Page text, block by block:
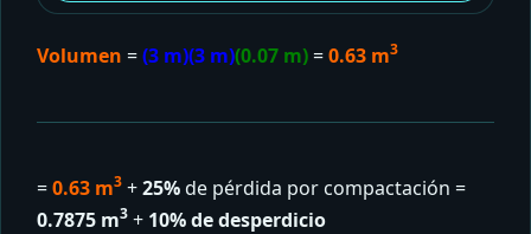
Volumen =(3 m)(3 m)(0.07 m)=0.63 m3
=0.63 m3 +25%de pérdida por compactación =
0.7875 m3 + 10% de desperdicio